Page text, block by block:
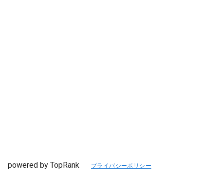
powered by TopRank プライバシーポリシー